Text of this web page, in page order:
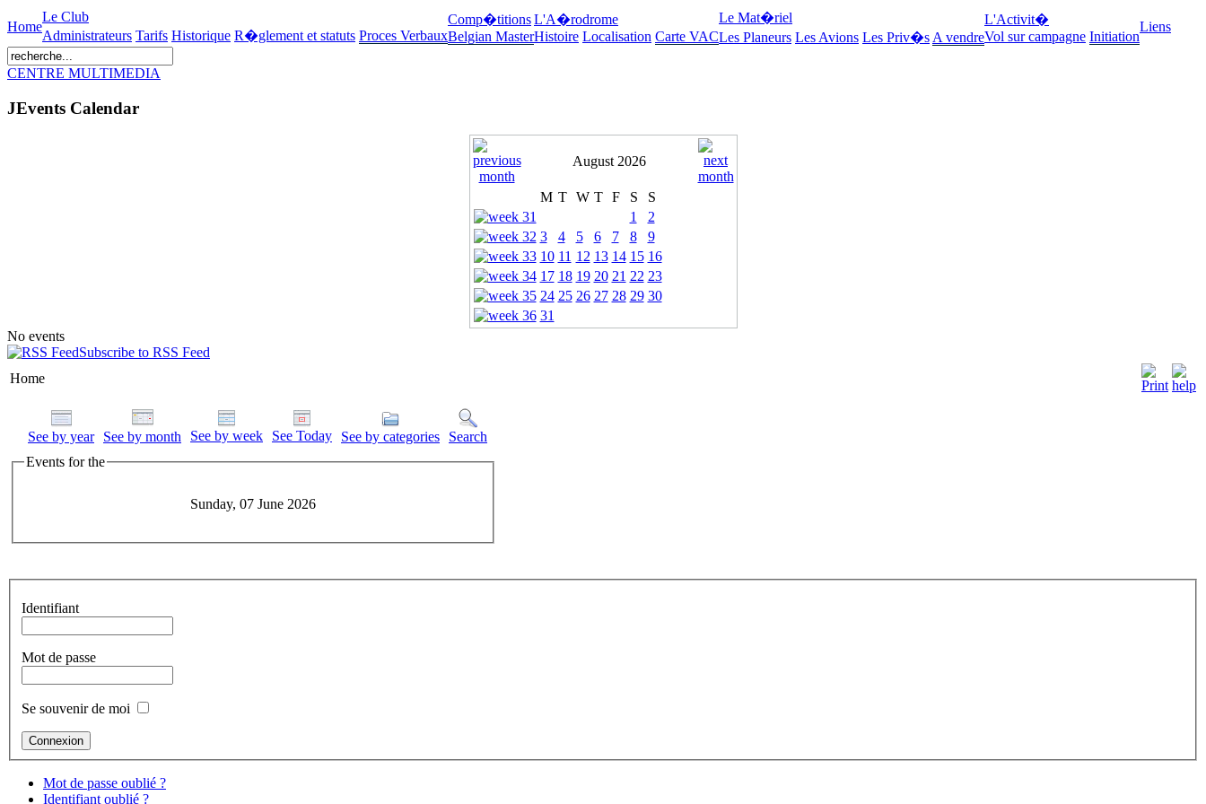
Home
Le Club
Administrateurs Tarifs Historique R�glement et statuts Proces Verbaux
Comp�titions
Belgian Master
L'A�rodrome
Histoire Localisation Carte VAC
Le Mat�riel
Les Planeurs Les Avions Les Priv�s A vendre
L'Activit�
Vol sur campagne Initiation
Liens
CENTRE MULTIMEDIA
JEvents Calendar
August 2026
M T W T F S
S
1
2
3
4 5 6 7 8
9
10 11 12 13 14 15 16
17 18 19 20 21 22 23
24 25 26 27 28 29 30
31
No events
Subscribe to RSS Feed
Home
See by year See by month See by week See Today See by categories
Search
Events for the
Sunday, 07 June 2026
Identifiant
Mot de passe
Se souvenir de moi
Mot de passe oublié ?
Identifiant oublié ?